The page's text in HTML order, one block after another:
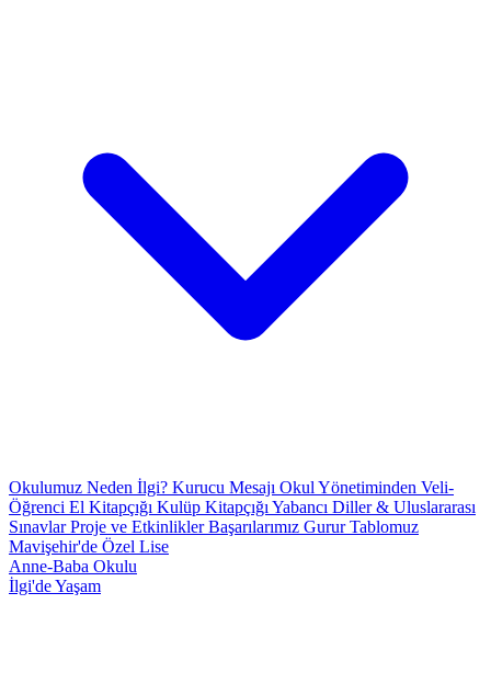
Okulumuz Neden İlgi? Kurucu Mesajı Okul Yönetiminden Veli-
Öğrenci El Kitapçığı Kulüp Kitapçığı Yabancı Diller & Uluslararası
SınavlarProje ve EtkinliklerBaşarılarımız Gurur Tablomuz
Mavişehir'de Özel Lise
Anne-Baba Okulu
İlgi'de Yaşam